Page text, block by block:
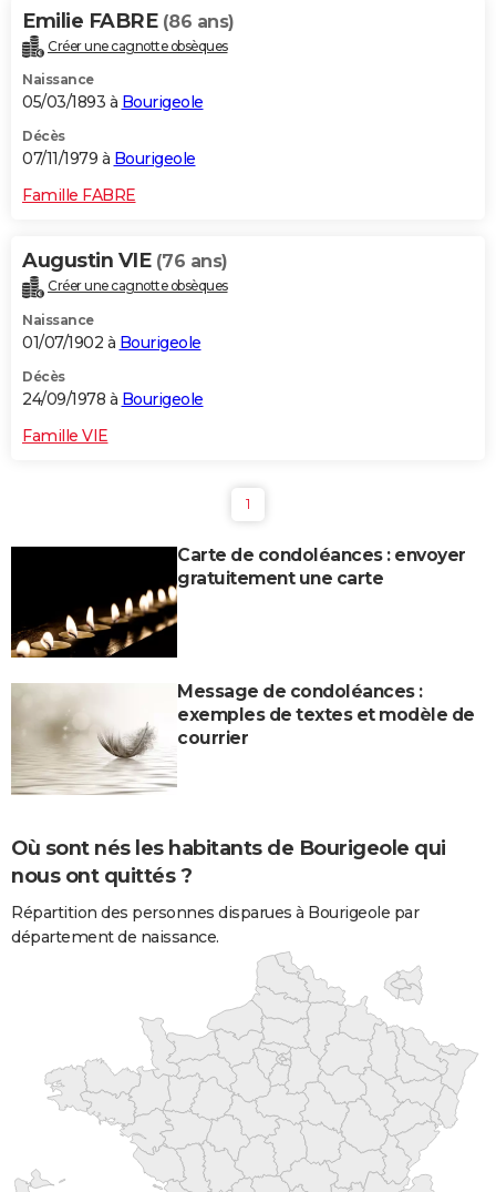
Emilie FABRE (86 ans)
Créer une cagnotte obsèques
Naissance
05/03/1893 à Bourigeole
Décès
07/11/1979 à Bourigeole
Famille FABRE
Augustin VIE (76 ans)
Créer une cagnotte obsèques
Naissance
01/07/1902 à Bourigeole
Décès
24/09/1978 à Bourigeole
Famille VIE
1
Carte de condoléances : envoyer
gratuitement une carte
Message de condoléances :
exemples de textes et modèle de
courrier
Où sont nés les habitants de Bourigeole qui
nous ont quittés ?
Répartition des personnes disparues à Bourigeole par
département de naissance.